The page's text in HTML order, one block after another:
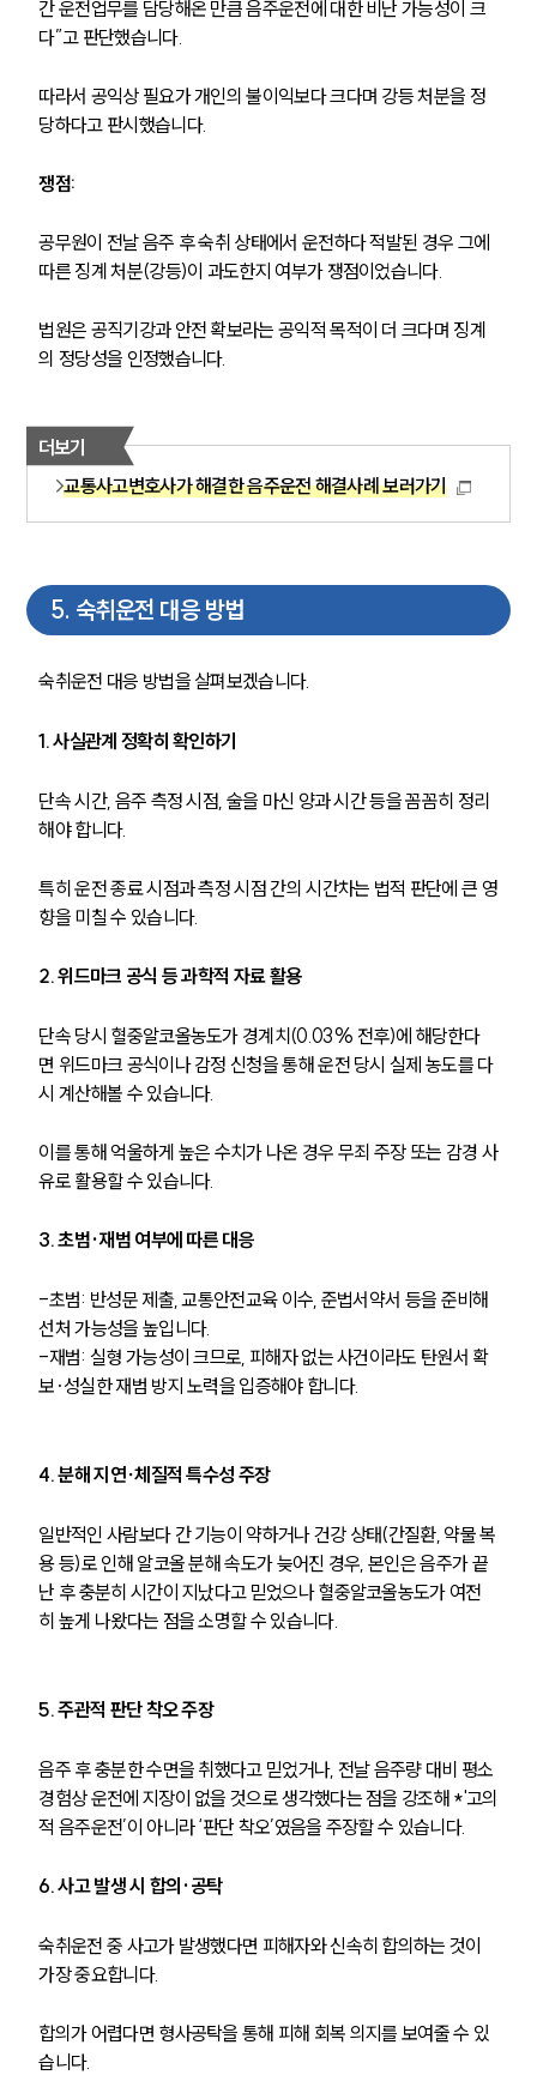
음주운전·교통사고전문변호사추천
법률 블로그
법률서식
뉴스레터/브로슈어
대륜법률상담예약
간 운전업무를 담당해온 만큼 음주운전에 대한 비난 가능성이 크
다”고 판단했습니다.
따라서 공익상 필요가 개인의 불이익보다 크다며 강등 처분을 정
당하다고 판시했습니다.
쟁점:
공무원이 전날 음주 후 숙취 상태에서 운전하다 적발된 경우 그에
따른 징계 처분(강등)이 과도한지 여부가 쟁점이었습니다.
법원은 공직기강과 안전 확보라는 공익적 목적이 더 크다며 징계
의 정당성을 인정했습니다.
더보기
교통사고변호사가 해결한 음주운전 해결사례 보러가기
5. 숙취운전 대응 방법
숙취운전 대응 방법을 살펴보겠습니다.
1. 사실관계 정확히 확인하기
단속 시간, 음주 측정 시점, 술을 마신 양과 시간 등을 꼼꼼히 정리
해야 합니다.
특히 운전 종료 시점과 측정 시점 간의 시간차는 법적 판단에 큰 영
향을 미칠 수 있습니다.
2. 위드마크 공식 등 과학적 자료 활용
단속 당시 혈중알코올농도가 경계치(0.03% 전후)에 해당한다
면 위드마크 공식이나 감정 신청을 통해 운전 당시 실제 농도를 다
시 계산해볼 수 있습니다.
이를 통해 억울하게 높은 수치가 나온 경우 무죄 주장 또는 감경 사
유로 활용할 수 있습니다.
3. 초범·재범 여부에 따른 대응
-초범: 반성문 제출, 교통안전교육 이수, 준법서약서 등을 준비해
선처 가능성을 높입니다.
-재범: 실형 가능성이 크므로, 피해자 없는 사건이라도 탄원서 확
보·성실한 재범 방지 노력을 입증해야 합니다.
4. 분해 지연∙체질적 특수성 주장
일반적인 사람보다 간 기능이 약하거나 건강 상태(간질환, 약물 복
용 등)로 인해 알코올 분해 속도가 늦어진 경우, 본인은 음주가 끝
난 후 충분히 시간이 지났다고 믿었으나 혈중알코올농도가 여전
히 높게 나왔다는 점을 소명할 수 있습니다.
5. 주관적 판단 착오 주장
음주 후 충분한 수면을 취했다고 믿었거나, 전날 음주량 대비 평소
경험상 운전에 지장이 없을 것으로 생각했다는 점을 강조해 *'고의
적 음주운전’이 아니라 ‘판단 착오’였음을 주장할 수 있습니다.
6. 사고 발생 시 합의·공탁
숙취운전 중 사고가 발생했다면 피해자와 신속히 합의하는 것이
가장 중요합니다.
합의가 어렵다면 형사공탁을 통해 피해 회복 의지를 보여줄 수 있
습니다.